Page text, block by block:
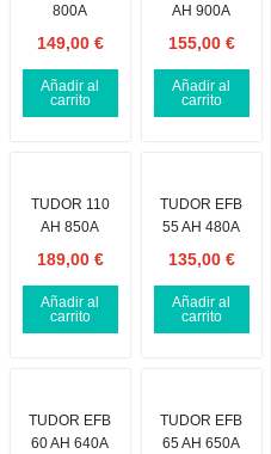
800A
149,00 €
Añadir al
carrito
AH 900A
155,00 €
Añadir al
carrito
TUDOR 110
AH 850A
189,00 €
Añadir al
carrito
TUDOR EFB
55 AH 480A
135,00 €
Añadir al
carrito
TUDOR EFB
60 AH 640A
TUDOR EFB
65 AH 650A